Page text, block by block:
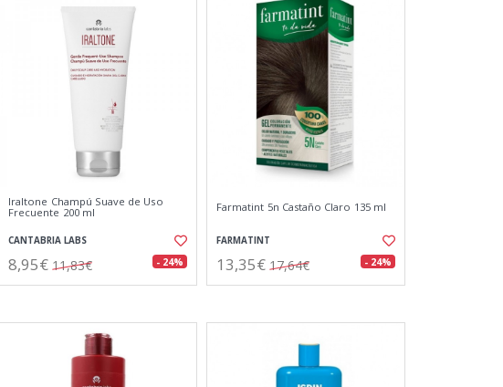
Iraltone Champú Suave de Uso
Frecuente 200 ml
CANTABRIA LABS
8,95€ 11,83€ - 24%
Farmatint 5n Castaño Claro 135 ml
FARMATINT
13,35€ 17,64€ - 24%